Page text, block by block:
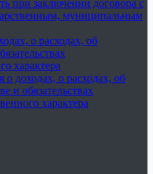
при заключении договора с
муниципальным
о расходах, об
характера
о доходах, о расходах, об
и обязательствах
характера